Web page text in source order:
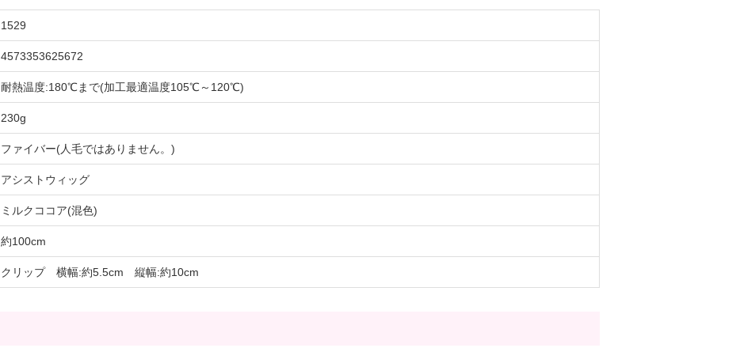
1529
4573353625672
耐熱温度:180℃まで(加工最適温度105℃～120℃)
230g
ファイバー(人毛ではありません。)
アシストウィッグ
ミルクココア(混色)
約100cm
クリップ 横幅:約5.5cm 縦幅:約10cm